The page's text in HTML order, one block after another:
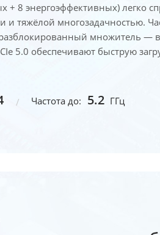
+ 8 энергоэффективных) легко
тяжёлой многозадачностью.
множитель —
5.0 обеспечивают быструю
Частота до: 5.2 ГГц